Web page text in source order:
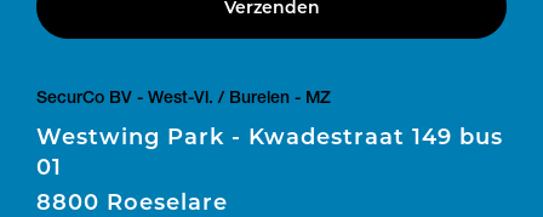
Verzenden
SecurCo BV - West-Vl. / Burelen - MZ
Westwing Park - Kwadestraat 149 bus
01
8800 Roeselare